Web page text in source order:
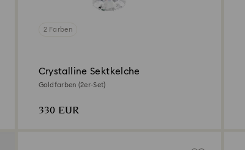
2 Farben
Crystalline Sektkelche
Goldfarben (2er-Set)
330 EUR